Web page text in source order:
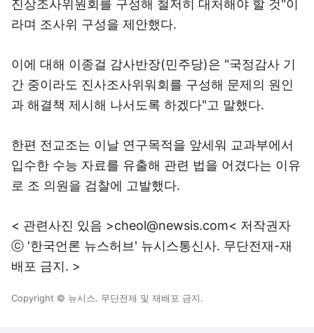
진상조사위원회를 구성해 철저히 대처해야 할 것"이
라며 조사위 구성을 제안했다.
이에 대해 이종걸 감사반장(민주당)은 "국정감사 기
간 중이라도 진사조사위워회를 구성해 문제의 원인
과 해결책 제시해 나서도록 하겠다"고 말했다.
한편 전교조는 이날 연구목적을 앞세워 교과부에서
입수한 수능 자료를 유출해 관련 법을 어겼다는 이유
로 조 의원을 검찰에 고발했다.
< 관련사진 있음 >cheol@newsis.com< 저작권자
ⓒ '한국언론 뉴스허브' 뉴시스통신사. 무단전재-재
배포 금지. >
Copyright © 뉴시스. 무단전재 및 재배포 금지.